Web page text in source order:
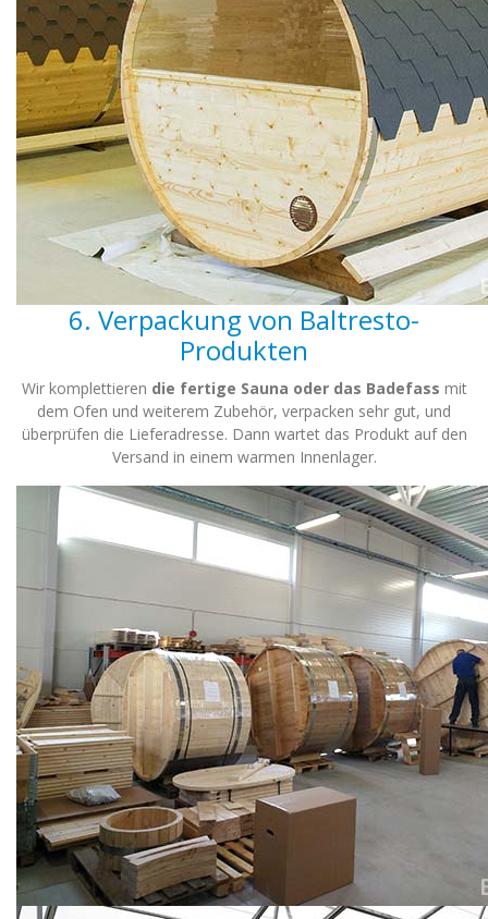
6. Verpackung von Baltresto-
Produkten
Wir komplettieren die fertige Sauna oder das Badefass mit
dem Ofen und weiterem Zubehör, verpacken sehr gut, und
überprüfen die Lieferadresse. Dann wartet das Produkt auf den
Versand in einem warmen Innenlager.